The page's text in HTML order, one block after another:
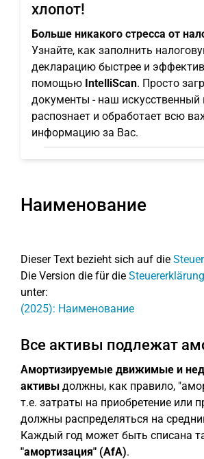
хлопот!
Больше никакого стресса от
Узнайте, как заполнить
декларацию быстрее и
помощью IntelliScan. Просто
документы - наш искусственный
распознает и обработает всю
информацию за Вас.
Наименование
Dieser Text bezieht sich auf die
Die Version die für die
unter:
(2025): Наименование
Все активы подлежат
Амортизируемые движимые и
активы должны, как правило,
т.е. затраты на приобретение или
должны распределяться на
Каждый год может быть списана
"амортизация" (AfA).